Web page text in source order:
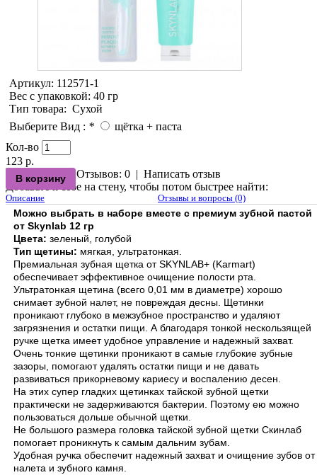
Артикул: 112571-1
Вес с упаковкой: 40 гр
Тип товара: Сухой
Выберите Вид : *
щётка + паста
Кол-во
123 р.
Отзывов: 0 | Написать отзыв
Добавьте к себе на стену, чтобы потом быстрее найти:
Описание Отзывы и вопросы (0)
Можно выбрать в наборе вместе с премиум зубной пастой
от Skynlab 12 гр
Цвета: зеленый, голубой
Тип щетины: мягкая, ультратонкая.
Премиальная зубная щетка от SKYNLAB+ (Karmart)
обеспечивает эффективное очищение полости рта.
Ультратонкая щетина (всего 0,01 мм в диаметре) хорошо
снимает зубной налет, не повреждая десны. Щетинки
проникают глубоко в межзубное пространство и удаляют
загрязнения и остатки пищи. А благодаря тонкой нескользящей
ручке щетка имеет удобное управление и надежный захват.
Очень тонкие щетинки проникают в самые глубокие зубные
зазоры, помогают удалять остатки пищи и не давать
развиваться прикорневому кариесу и воспалению десен.
На этих супер гладких щетинках тайской зубной щетки
практически не задерживаются бактерии. Поэтому ею можно
пользоваться дольше обычной щетки.
Не большого размера головка тайской зубной щетки Скинлаб
помогает проникнуть к самым дальним зубам.
Удобная ручка обеспечит надежный захват и очищение зубов от
налета и зубного камня.